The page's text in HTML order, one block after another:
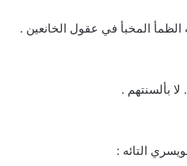
الظمأ المخبأ في عقول الخانعين .
بألسنتهم .
التائه :